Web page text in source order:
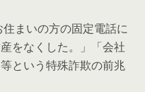
まいの方の固定電話に
をなくした。」「会社
という特殊詐欺の前兆